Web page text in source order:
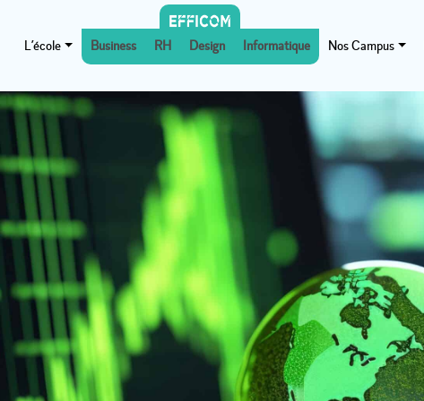
L’école Business RH Design Informatique Nos Campus